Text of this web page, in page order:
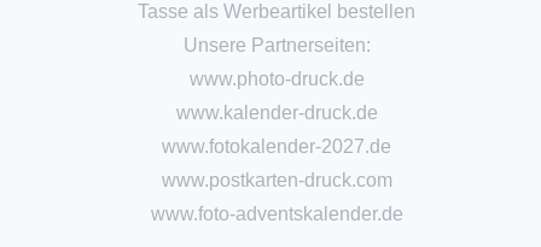
Tasse als Werbeartikel bestellen
Unsere Partnerseiten:
www.photo-druck.de
www.kalender-druck.de
www.fotokalender-2027.de
www.postkarten-druck.com
www.foto-adventskalender.de